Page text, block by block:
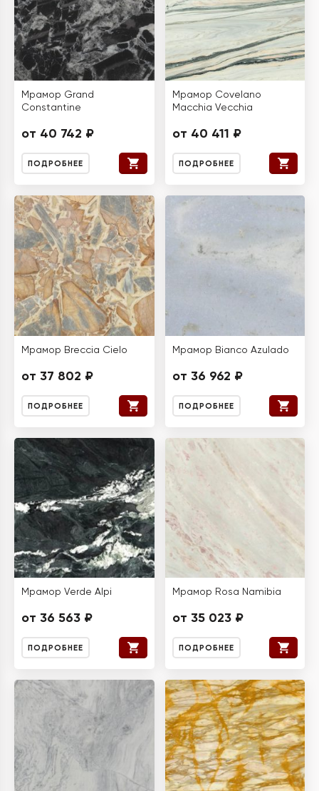
Мрамор Grand
Constantine
от 40 742 ₽
ПОДРОБНЕЕ
Мрамор Covelano
Macchia Vecchia
от 40 411 ₽
ПОДРОБНЕЕ
Мрамор Breccia Cielo
от 37 802 ₽
ПОДРОБНЕЕ
Мрамор Bianco Azulado
от 36 962 ₽
ПОДРОБНЕЕ
Мрамор Verde Alpi
от 36 563 ₽
ПОДРОБНЕЕ
Мрамор Rosa Namibia
от 35 023 ₽
ПОДРОБНЕЕ